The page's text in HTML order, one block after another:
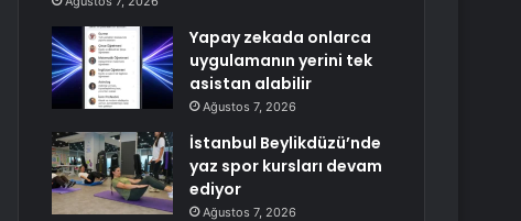
Yapay zekada onlarca
uygulamanın yerini tek
asistan alabilir
Ağustos 7, 2026
İstanbul Beylikdüzü’nde
yaz spor kursları devam
ediyor
Ağustos 7, 2026